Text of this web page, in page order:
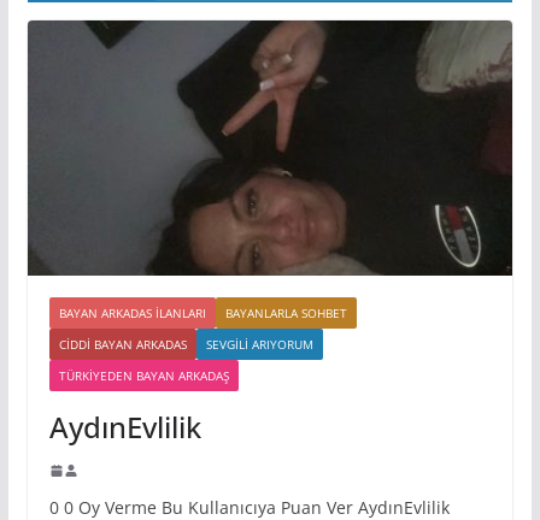
BAYAN ARKADAS ILANLARI
BAYANLARLA SOHBET
CIDDI BAYAN ARKADAS
SEVGILI ARIYORUM
TÜRKIYEDEN BAYAN ARKADAŞ
AydınEvlilik
0 0 Oy Verme Bu Kullanıcıya Puan Ver AydınEvlilik